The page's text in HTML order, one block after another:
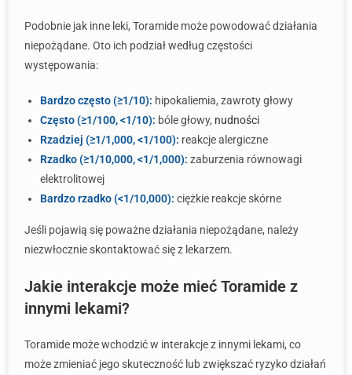
Podobnie jak inne leki, Toramide może powodować działania
niepożądane. Oto ich podział według częstości
występowania:
Bardzo często (≥1/10): hipokaliemia, zawroty głowy
Często (≥1/100, <1/10): bóle głowy, nudności
Rzadziej (≥1/1,000, <1/100): reakcje alergiczne
Rzadko (≥1/10,000, <1/1,000): zaburzenia równowagi
elektrolitowej
Bardzo rzadko (<1/10,000): ciężkie reakcje skórne
Jeśli pojawią się poważne działania niepożądane, należy
niezwłocznie skontaktować się z lekarzem.
Jakie interakcje może mieć Toramide z
innymi lekami?
Toramide może wchodzić w interakcje z innymi lekami, co
może zmieniać jego skuteczność lub zwiększać ryzyko działań